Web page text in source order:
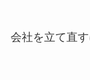
会社を立て直